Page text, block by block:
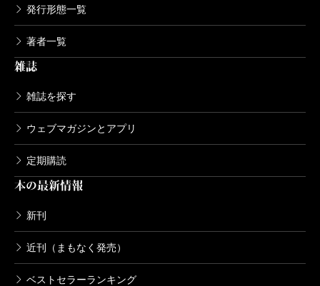
ショナルに謳いあげる。どのように亡くなり、何を託
されたのか。その一部始終がもう胸をふるわせるの
だ。書き残された文章のひとつひとつが、手渡された
者の心に刻み込まれるのである。
これは十作すべてに共通することだが、書き残され
た文章とはおもに俳句で、これがみないい。抒情の定
着であり、イメージの象徴化であり、テーマの視覚化
でもある。情景を目にやきつけ、意味を噛みしめ、心
る。
発行形態一覧
著者一覧
雑誌
雑誌を探す
ウェブマガジンとアプリ
定期購読
本の最新情報
新刊
近刊（まもなく発売）
ベストセラーランキング